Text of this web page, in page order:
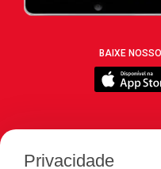
BAIXE
Privacidade